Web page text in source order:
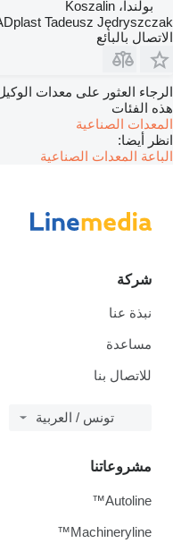
بولندا، Koszalin
Tadeusz Jędryszczak
الاتصال بالبائع
هذه الفئات
المعدات الصناعية
انظر أيضا:
الباعة المعدات الصناعية
شركة
نبذة عنا
مساعدة
للاتصال بنا
تونس / العربية
مشروعاتنا
Autoline™
Machineryline™